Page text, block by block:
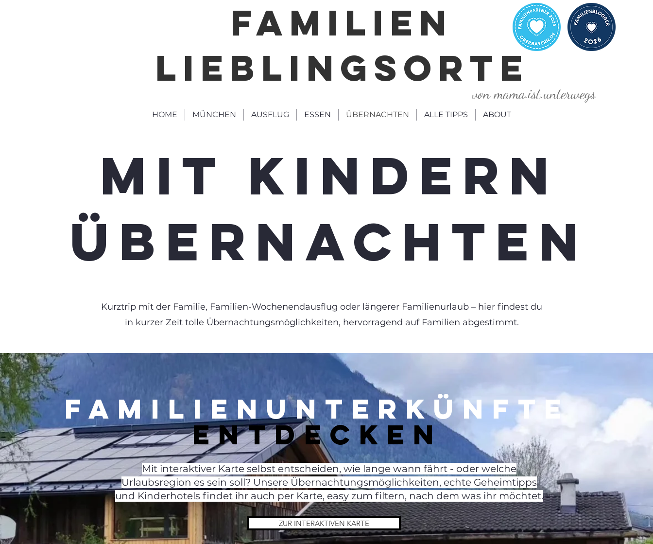
FAMILIEN
LIEBLINGSORTE
von mama.ist.unterwegs
HOME MÜNCHEN AUSFLUG ESSEN ÜBERNACHTEN ALLE TIPPS ABOUT
MIT KINDERN
ÜBERNACHTEN
​Kurztrip mit der Familie, Familien-Wochenendausflug oder längerer Familienurlaub – hier findest du
in kurzer Zeit tolle Übernachtungsmöglichkeiten, hervorragend auf Familien abgestimmt.
FAMILIENUNTERKÜNFTE
ENTDECKEN
Mit interaktiver Karte selbst entscheiden, wie lange wann fährt - oder welche
Urlaubsregion es sein soll? Unsere Übernachtungsmöglichkeiten, echte Geheimtipps
und Kinderhotels findet ihr auch per Karte, easy zum filtern, nach dem was ihr möchtet.
ZUR INTERAKTIVEN KARTE